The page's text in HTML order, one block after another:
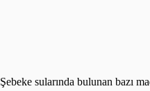
sularında bulunan bazı